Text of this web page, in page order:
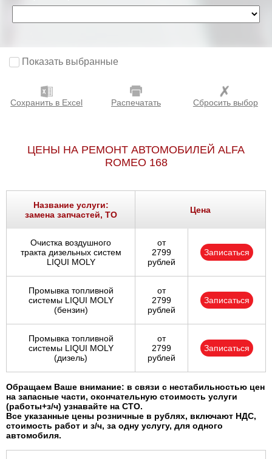
Новосибирск
Оренбург
Петрозаводск
Ростов-на-Дону
Самара
Санкт-Петербург
Саратов
Солнцево
Сочи
Сургут
Тольятти
Тула
Тюмень
Показать выбранные
Сохранить в Excel Распечатать Сбросить выбор
ЦЕНЫ НА РЕМОНТ АВТОМОБИЛЕЙ ALFA
ROMEO 168
Название услуги:
замена запчастей, ТО
Цена
Очистка воздушного
тракта дизельных систем
LIQUI MOLY
от
2799
рублей
Записаться
Промывка топливной
системы LIQUI MOLY
(бензин)
от
2799
рублей
Записаться
Промывка топливной
системы LIQUI MOLY
(дизель)
от
2799
рублей
Записаться
Обращаем Ваше внимание: в связи с нестабильностью цен
на запасные части, окончательную стоимость услуги
(работы+з/ч) узнавайте на СТО.
Все указанные цены розничные в рублях, включают НДС,
стоимость работ и з/ч, за одну услугу, для одного
автомобиля.